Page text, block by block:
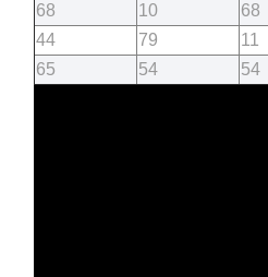
68
10 68
44
79 11
65
54 54